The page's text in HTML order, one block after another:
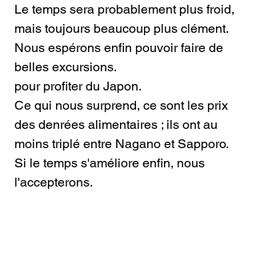
Le temps sera probablement plus froid,
mais toujours beaucoup plus clément.
Nous espérons enfin pouvoir faire de
belles excursions.
pour profiter du Japon.
Ce qui nous surprend, ce sont les prix
des denrées alimentaires ; ils ont au
moins triplé entre Nagano et Sapporo.
Si le temps s'améliore enfin, nous
l'accepterons.